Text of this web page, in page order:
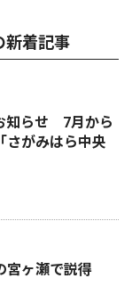
新着記事
知らせ 7月から
さがみはら中央
宮ヶ瀬で説得